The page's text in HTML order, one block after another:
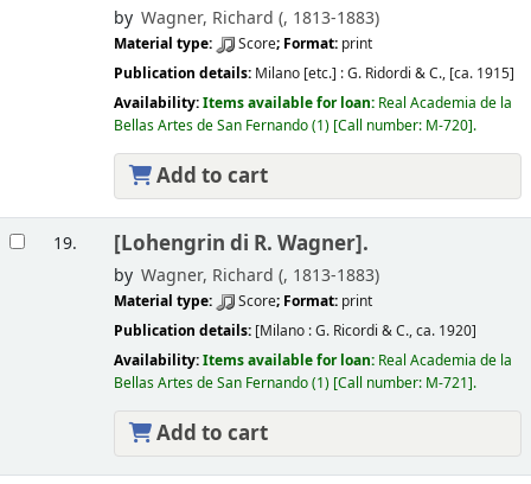
by Wagner, Richard (, 1813-1883)
Material type: Score; Format: print
Publication details: Milano [etc.] :G. Ridordi & C., [ca. 1915]
Availability:Items available for loan: Real Academia de la
Bellas Artes de San Fernando(1) Call number: M-720 .
Add to cart
19. [Lohengrin di R. Wagner].
by Wagner, Richard (, 1813-1883)
Material type: Score; Format: print
Publication details: [Milano :G. Ricordi & C.,ca. 1920]
Availability:Items available for loan: Real Academia de la
Bellas Artes de San Fernando(1) Call number: M-721 .
Add to cart